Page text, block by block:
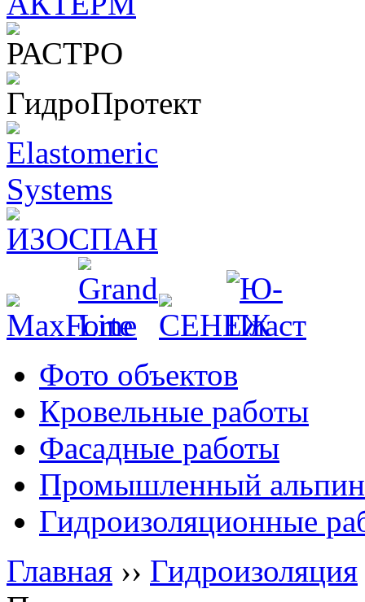
Фото объектов
Кровельные работы
Фасадные работы
Промышленный
Гидроизоляционные
Главная ›› Гидроизоляция